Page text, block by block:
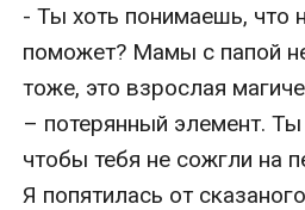
- Ты хоть понимаешь, что
поможет? Мамы с папой
тоже, это взрослая
– потерянный элемент.
чтобы тебя не сожгли на
Я попятилась от